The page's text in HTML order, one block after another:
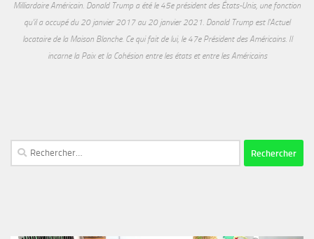
Milliardaire Américain. Donald Trump a été le 45e président des États-Unis, une fonction
qu'il a occupé du 20 janvier 2017 au 20 janvier 2021. Donald Trump est l'Actuel
locataire de la Maison Blanche. Ce qui fait de lui, le 47e Président des Américains. Il
incarne la Paix et la Cohésion entre les états et entre les Américains
Rechercher :